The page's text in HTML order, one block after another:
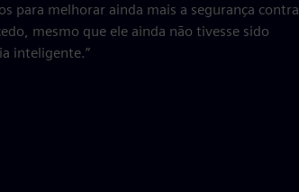
para melhorar ainda mais a segurança contra
mesmo que ele ainda não tivesse sido
inteligente.”